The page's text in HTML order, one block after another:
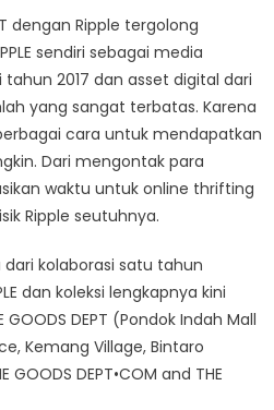
dengan Ripple tergolong
sendiri sebagai media
tahun 2017 dan asset digital dari
yang sangat terbatas. Karena
cara untuk mendapatkan
Dari mengontak para
waktu untuk online thrifting
Ripple seutuhnya.
kolaborasi satu tahun
dan koleksi lengkapnya kini
DEPT (Pondok Indah Mall
Kemang Village, Bintaro
DEPT•COM and THE